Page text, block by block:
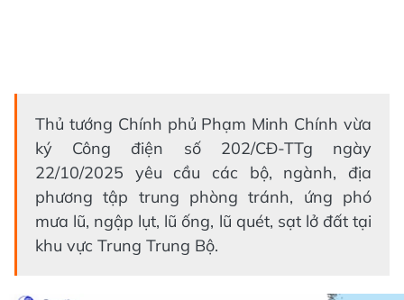
Thủ tướng Chính phủ Phạm Minh Chính vừa
ký Công điện số 202/CĐ-TTg ngày
22/10/2025 yêu cầu các bộ, ngành, địa
phương tập trung phòng tránh, ứng phó
mưa lũ, ngập lụt, lũ ống, lũ quét, sạt lở đất tại
khu vực Trung Trung Bộ.